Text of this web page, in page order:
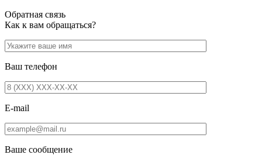
Обратная связь
Как к вам обращаться?
Ваш телефон
E-mail
Ваше сообщение